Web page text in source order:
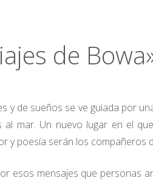
de
y de sueños se ve guiada por
al mar. Un nuevo lugar en el
y poesía serán los compañeros
esos mensajes que personas